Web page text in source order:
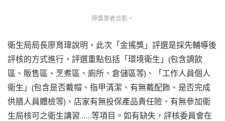
得獎業者合影。
衛生局局長廖育瑋說明，此次「金搖獎」評選是採先輔導後
評核的方式進行，評選重點包括「環境衛生」(包含調飲
區、販售區、烹煮區、廁所、倉儲區等)、「工作人員個人
衛生」(包含是否戴帽、指甲清潔、有無戴配飾、是否完成
供膳人員體檢等)、店家有無投保產品責任險、有無參加衛
生局核可之衛生講習……等項目。如有缺失，評核委員會在